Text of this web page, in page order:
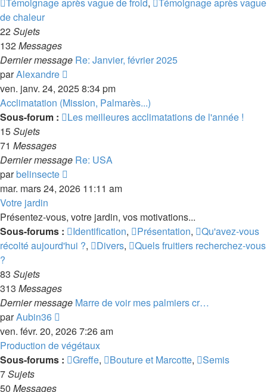
de chaleur
22Sujets
132Messages
Dernier message Re: Janvier, février 2025
parAlexandre
le
dernier
message
ven. janv. 24, 2025 8:34 pm
Acclimatation (Mission, Palmarès...)
Sous-forum :
Les meilleures acclimatations de l'année !
15Sujets
71 Messages
Dernier message Re: USA
parbelinsecte
le
message
mar. mars 24, 2026 11:11 am
Votre jardin
Présentez-vous, votre jardin, vos motivations...
Sous-forums :
Identification, Présentation,
Qu'avez-vous
récolté aujourd'hui ?, Divers,
Quels fruitiers recherchez-vous
?
83 Sujets
313 Messages
Dernier message Marre de voir mes palmiers cr…
parAubin36
le
dernier
message
ven. févr. 20, 2026 7:26 am
Production de végétaux
Sous-forums :
Greffe, Bouture et Marcotte,
Semis
7Sujets
50 Messages